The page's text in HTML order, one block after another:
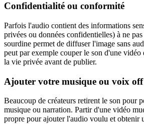
Confidentialité ou conformité
Parfois l'audio contient des informations
privées ou données confidentielles) à ne
sourdine permet de diffuser l'image sans
peut par exemple couper le son d'une vidéo
la vie privée avant de publier.
Ajouter votre musique ou voix off
Beaucoup de créateurs retirent le son pour
musique ou narration. Partir d'une vidéo
propre pour ajouter l'audio voulu et obtenir